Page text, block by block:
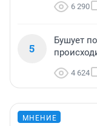
6 290
5
Бушует
4 624
МНЕНИЕ